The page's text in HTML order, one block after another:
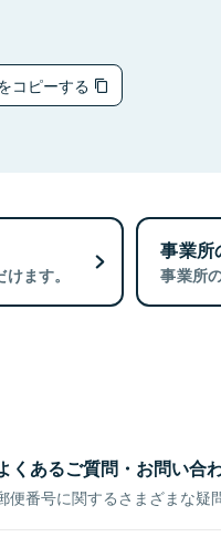
コピーする
ます。
事業所
事業所
くあるご質問・お問い合
便番号に関するさまざまな疑